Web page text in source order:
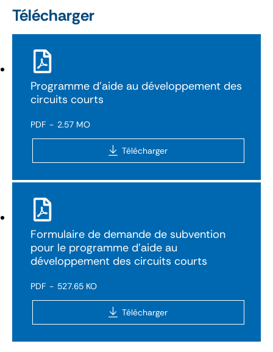
Télécharger
Programme d'aide au développement des
circuits courts
PDF 2.57 MO
Télécharger
Formulaire de demande de subvention
pour le programme d'aide au
développement des circuits courts
PDF 527.65 KO
Télécharger